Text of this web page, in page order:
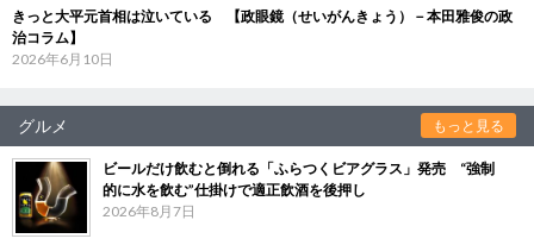
きっと大平元首相は泣いている 【政眼鏡（せいがんきょう）－本田雅俊の政
治コラム】
2026年6月10日
グルメ もっと見る
ビールだけ飲むと倒れる「ふらつくビアグラス」発売 “強制
的に水を飲む”仕掛けで適正飲酒を後押し
2026年8月7日